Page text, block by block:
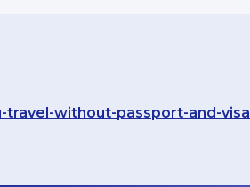
without-passport-and-visa